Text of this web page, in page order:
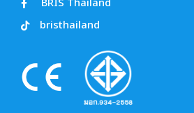
BRIS Thailand
bristhailand